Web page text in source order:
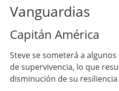
Vanguardias
Capitán América
Steve se someterá a
de supervivencia, lo que
disminución de su